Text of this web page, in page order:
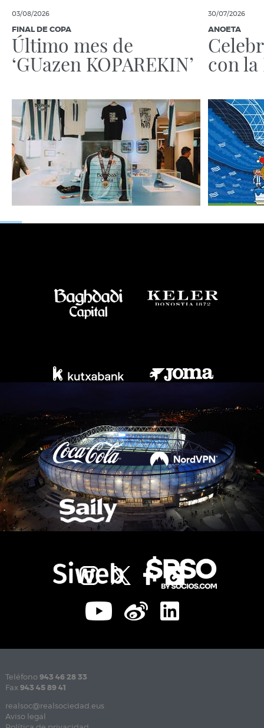
03/08/2026
FINAL DE COPA
Último mes de
‘GUazen KOPAREKIN’
30/07/2026
ANOETA
con la
Teléfono 943 46 28 33
Fax 943 45 89 41
realsoc@realsociedad.eus
Aviso legal